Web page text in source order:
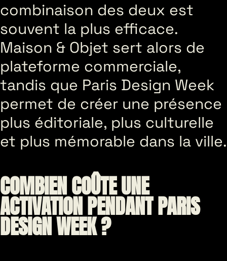
combinaison des deux est
souvent la plus efficace.
Maison & Objet sert alors de
plateforme commerciale,
tandis que Paris Design Week
permet de créer une présence
plus éditoriale, plus culturelle
et plus mémorable dans la ville.
COMBIEN COÛTE UNE
ACTIVATION PENDANT PARIS
DESIGN WEEK ?